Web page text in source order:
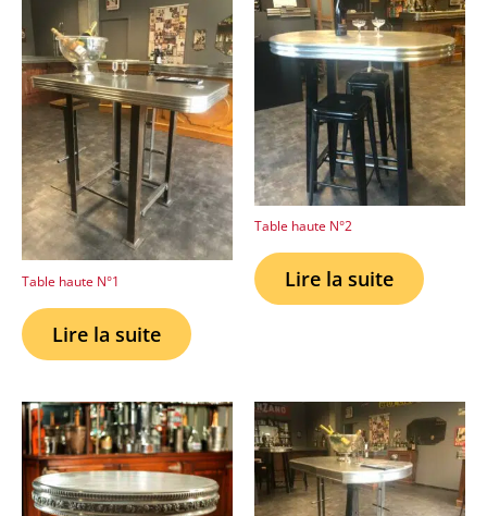
Table haute N°1
Lire la suite
Table haute N°2
Lire la suite